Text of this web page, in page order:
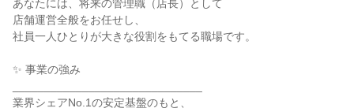
あなたには、将来の管理職（店長）として
店舗運営全般をお任せし、
社員一人ひとりが大きな役割をもてる職場です。
✨ 事業の強み
業界シェアNo.1の安定基盤のもと、